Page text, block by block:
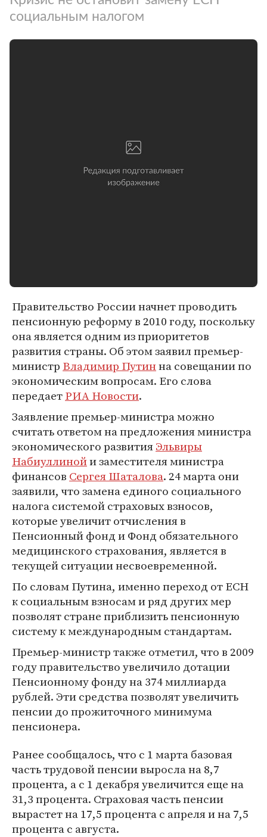
социальным налогом
Правительство России начнет проводить
пенсионную реформу в 2010 году, поскольку
она является одним из приоритетов
развития страны. Об этом заявил премьер-
министр Владимир Путинна совещании по
экономическим вопросам. Его слова
передаетРИА Новости.
Заявление премьер-министра можно
считать ответом на предложения министра
экономического развитияЭльвиры
Набиуллинойи заместителя министра
финансов Сергея Шаталова. 24 марта они
заявили, что замена единого социального
налога системой страховых взносов,
которые увеличит отчисления в
Пенсионный фонд и Фонд обязательного
медицинского страхования, является в
текущей ситуации несвоевременной.
По словам Путина, именно переход от ЕСН
к социальным взносам и ряд других мер
позволят стране приблизить пенсионную
систему к международным стандартам.
Премьер-министр также отметил, что в 2009
году правительство увеличило дотации
Пенсионному фонду на 374 миллиарда
рублей. Эти средства позволят увеличить
пенсии до прожиточного минимума
пенсионера.
Ранее сообщалось, что с 1 марта базовая
часть трудовой пенсии выросла на 8,7
процента, а с 1 декабря увеличится еще на
31,3 процента. Страховая часть пенсии
вырастет на 17,5 процента с апреля и на 7,5
процента с августа.